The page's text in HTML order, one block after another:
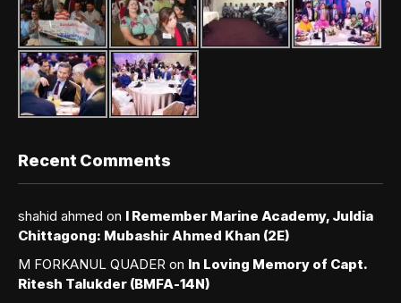
Recent Comments
shahid ahmed on I Remember Marine Academy, Juldia
Chittagong: Mubashir Ahmed Khan (2E)
M FORKANUL QUADER on In Loving Memory of Capt.
Ritesh Talukder (BMFA-14N)